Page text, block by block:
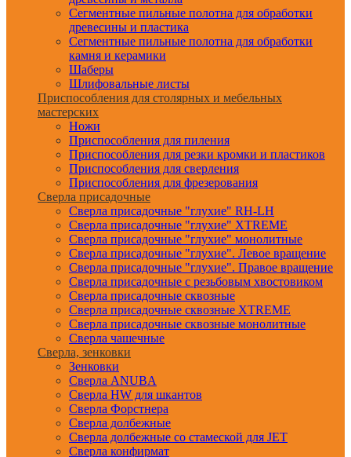
Сегментные пильные полотна для обработки
древесины и пластика
Сегментные пильные полотна для обработки
камня и керамики
Шаберы
Шлифовальные листы
Приспособления для столярных и мебельных
мастерских
Ножи
Приспособления для пиления
Приспособления для резки кромки и пластиков
Приспособления для сверления
Приспособления для фрезерования
Сверла присадочные
Сверла присадочные "глухие" RH-LH
Сверла присадочные "глухие" XTREME
Сверла присадочные "глухие" монолитные
Сверла присадочные "глухие". Левое вращение
Сверла присадочные "глухие". Правое вращение
Сверла присадочные с резьбовым хвостовиком
Сверла присадочные сквозные
Сверла присадочные сквозные XTREME
Сверла присадочные сквозные монолитные
Сверла чашечные
Сверла, зенковки
Зенковки
Сверла ANUBA
Сверла HW для шкантов
Сверла Форстнера
Сверла долбежные
Сверла долбежные со стамеской для JET
Сверла конфирмат